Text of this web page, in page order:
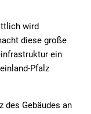
wird
diese große
ein
Pfalz
des Gebäudes an